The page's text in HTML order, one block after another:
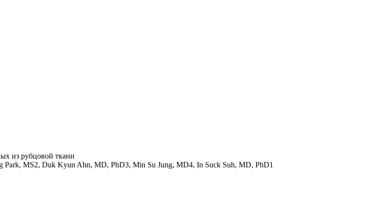
из рубцовой ткани
MS2, Duk Kyun Ahn, MD, PhD3, Min Su Jung, MD4, In Suck Suh, MD, PhD1